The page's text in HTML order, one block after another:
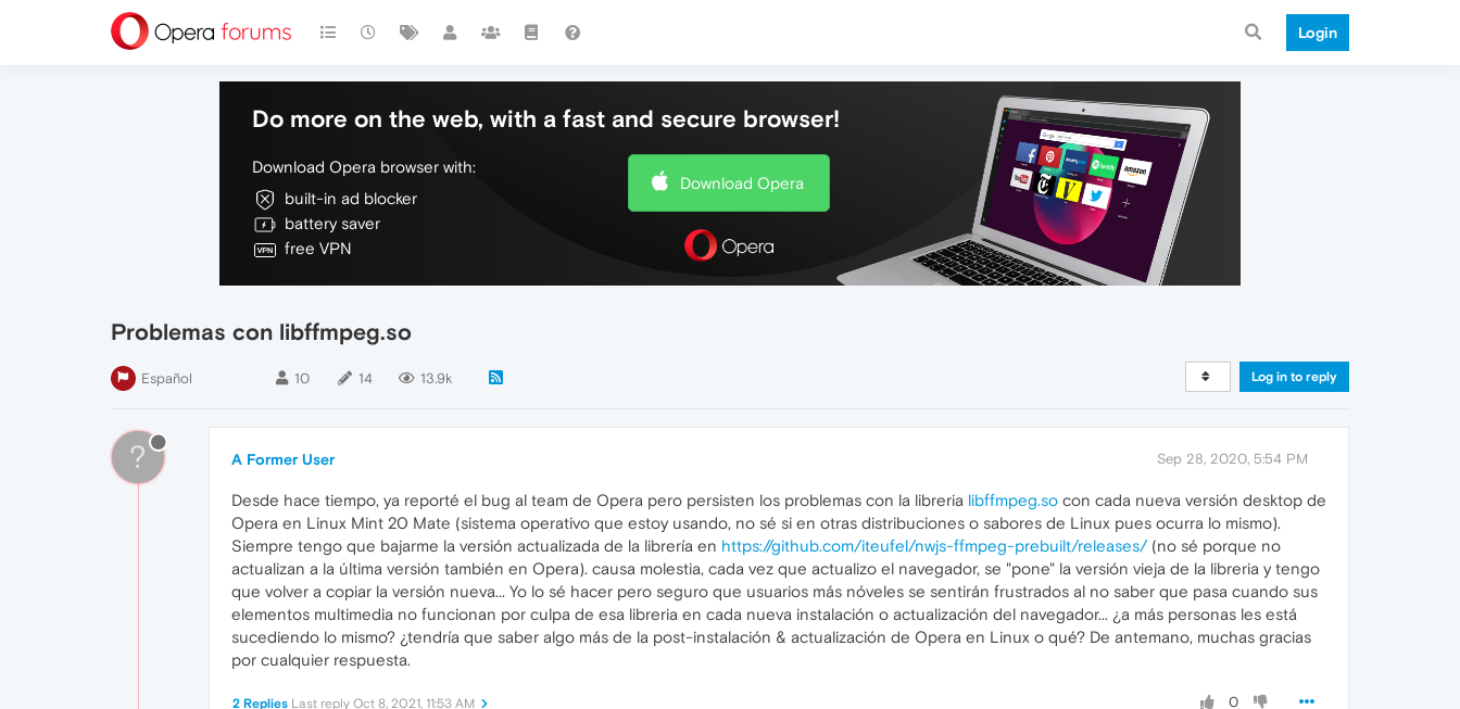
Login
Do more on the web, with a fast and secure browser!
Download Opera browser with:
built-in ad blocker
battery saver
free VPN
Download Opera
Problemas con libffmpeg.so
Español 10 14 13.9k Log in to reply
? A Former User Sep 28, 2020, 5:54 PM
Desde hace tiempo, ya reporté el bug al team de Opera pero persisten los problemas con la libreria libffmpeg.so con cada nueva versión desktop de
Opera en Linux Mint 20 Mate (sistema operativo que estoy usando, no sé si en otras distribuciones o sabores de Linux pues ocurra lo mismo).
Siempre tengo que bajarme la versión actualizada de la librería en https://github.com/iteufel/nwjs-ffmpeg-prebuilt/releases/(no sé porque no
actualizan a la última versión también en Opera). causa molestia, cada vez que actualizo el navegador, se "pone" la versión vieja de la libreria y tengo
que volver a copiar la versión nueva... Yo lo sé hacer pero seguro que usuarios más nóveles se sentirán frustrados al no saber que pasa cuando sus
elementos multimedia no funcionan por culpa de esa libreria en cada nueva instalación o actualización del navegador... ¿a más personas les está
sucediendo lo mismo? ¿tendría que saber algo más de la post-instalación & actualización de Opera en Linux o qué? De antemano, muchas gracias
por cualquier respuesta.
0
2 Replies Last reply Oct 8, 2021, 11:53 AM